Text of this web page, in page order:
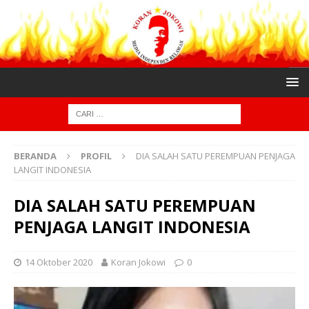
BERANDA PROFIL
DIA SALAH SATU PEREMPUAN PENJAGA
LANGIT INDONESIA
DIA SALAH SATU PEREMPUAN
PENJAGA LANGIT INDONESIA
14 Oktober 2020 Koran Jokowi 0